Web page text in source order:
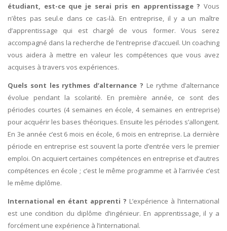
étudiant, est-ce que je serai pris en apprentissage ? Vous
n’êtes pas seul.e dans ce cas-là. En entreprise, il y a un maître
d’apprentissage qui est chargé de vous former. Vous serez
accompagné dans la recherche de l’entreprise d’accueil. Un coaching
vous aidera à mettre en valeur les compétences que vous avez
acquises à travers vos expériences.
Quels sont les rythmes d’alternance ? Le rythme d’alternance
évolue pendant la scolarité. En première année, ce sont des
périodes courtes (4 semaines en école, 4 semaines en entreprise)
pour acquérir les bases théoriques. Ensuite les périodes s’allongent.
En 3e année c’est 6 mois en école, 6 mois en entreprise. La dernière
période en entreprise est souvent la porte d’entrée vers le premier
emploi. On acquiert certaines compétences en entreprise et d’autres
compétences en école ; c’est le même programme et à l’arrivée c’est
le même diplôme.
International en étant apprenti ? L’expérience à l’international
est une condition du diplôme d’ingénieur. En apprentissage, il y a
forcément une expérience à l’international.